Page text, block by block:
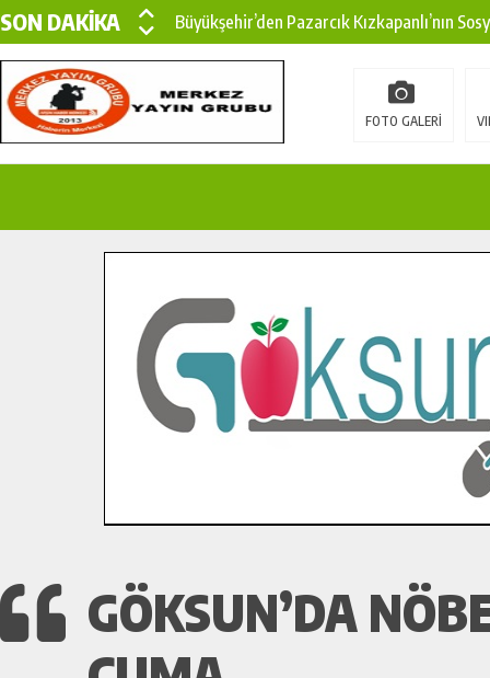
SON DAKİKA
Büyükşehir’den Pazarcık Kızkapanlı’nın
Büyükşehir’den Pazarcık Kırsalına Modern
Çin’den KSÜ’ye Uluslararası Başarı:
İlçe Jandarma Komutanı Karakaya’dan
Bertiz’in Yeni Köprüsünde Sona Doğru.
FOTO GALERİ
GÖKSUN’DA